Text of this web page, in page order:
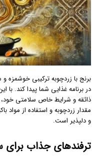
برنج با زردچوبه ترکیبی خوشمزه
در برنامه غذایی شما پیدا کند. با
ذائقه و شرایط خاص سلامتی خود،
مقدار زردچوبه و استفاده از مواد
و دلپذیر است.
ترفندهای جذاب برای